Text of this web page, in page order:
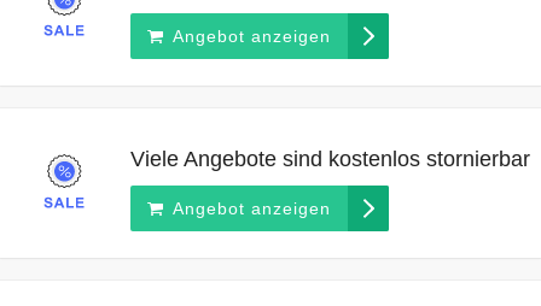
Angebot anzeigen
Viele Angebote sind kostenlos stornierbar
Angebot anzeigen